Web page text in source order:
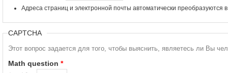
Адреса страниц и электронной почты автоматически преобразуются
CAPTCHA
Этот вопрос задается для того, чтобы выяснить, являетесь ли Вы
Math question *